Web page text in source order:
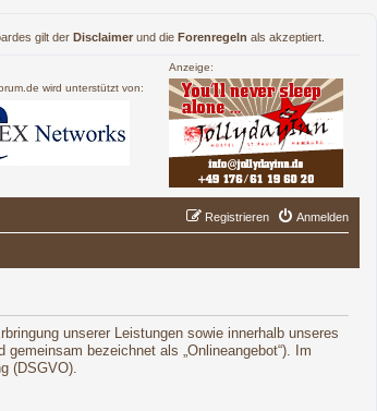
gilt der Disclaimer und die Forenregeln als akzeptiert.
wird unterstützt von:
Anzeige:
Anmelden
Registrieren
unserer Leistungen sowie innerhalb unseres
bezeichnet als „Onlineangebot“). Im
(DSGVO).